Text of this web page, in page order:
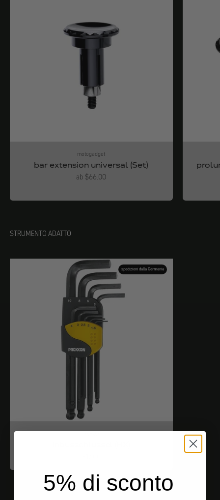
motogadget
bar extension universal (Set)
Angebot
ab $66.00
STRUMENTO ADATTO
spedizioni dalla Germania
Proxxon
5% di sconto